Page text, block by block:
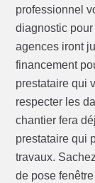
professionnel
diagnostic
agences iront
financement
prestataire qui
respecter les
chantier fera
prestataire qui
travaux.
de pose